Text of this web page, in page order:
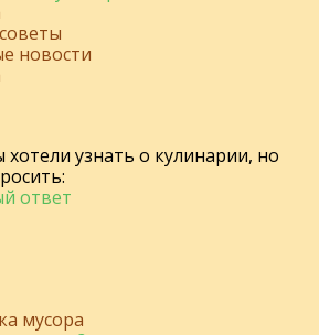
новости
хотели узнать о кулинарии, но
ответ
мусора